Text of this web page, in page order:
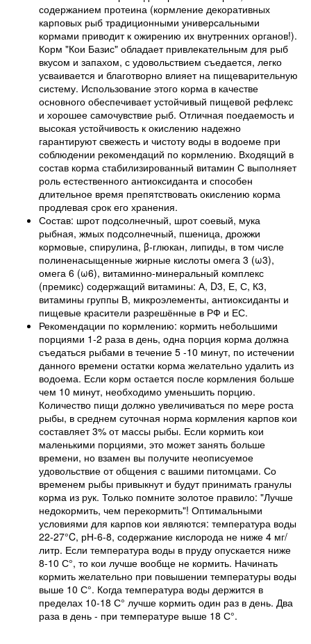
содержанием протеина (кормление декоративных
карповых рыб традиционными универсальными
кормами приводит к ожирению их внутренних органов!).
Корм "Кои Базис" обладает привлекательным для рыб
вкусом и запахом, с удовольствием съедается, легко
усваивается и благотворно влияет на пищеварительную
систему. Использование этого корма в качестве
основного обеспечивает устойчивый пищевой рефлекс
и хорошее самочувствие рыб. Отличная поедаемость и
высокая устойчивость к окислению надежно
гарантируют свежесть и чистоту воды в водоеме при
соблюдении рекомендаций по кормлению. Входящий в
состав корма стабилизированный витамин С выполняет
роль естественного антиоксиданта и способен
длительное время препятствовать окислению корма
продлевая срок его хранения.
Состав: шрот подсолнечный, шрот соевый, мука
рыбная, жмых подсолнечный, пшеница, дрожжи
кормовые, спирулина, β-глюкан, липиды, в том числе
полиненасыщенные жирные кислоты омега 3 (ω3),
омега 6 (ω6), витаминно-минеральный комплекс
(премикс) содержащий витамины: А, D3, Е, С, К3,
витамины группы В, микроэлементы, антиоксиданты и
пищевые красители разрешённые в РФ и ЕС.
Рекомендации по кормлению: кормить небольшими
порциями 1-2 раза в день, одна порция корма должна
съедаться рыбами в течение 5 -10 минут, по истечении
данного времени остатки корма желательно удалить из
водоема. Если корм остается после кормления больше
чем 10 минут, необходимо уменьшить порцию.
Количество пищи должно увеличиваться по мере роста
рыбы, в среднем суточная норма кормления карпов кои
составляет 3% от массы рыбы. Если кормить кои
маленькими порциями, это может занять больше
времени, но взамен вы получите неописуемое
удовольствие от общения с вашими питомцами. Со
временем рыбы привыкнут и будут принимать гранулы
корма из рук. Только помните золотое правило: "Лучше
недокормить, чем перекормить"! Оптимальными
условиями для карпов кои являются: температура воды
22-27°C, рН-6-8, содержание кислорода не ниже 4 мг/
литр. Если температура воды в пруду опускается ниже
8-10 С°, то кои лучше вообще не кормить. Начинать
кормить желательно при повышении температуры воды
выше 10 С°. Когда температура воды держится в
пределах 10-18 С° лучше кормить один раз в день. Два
раза в день - при температуре выше 18 С°.